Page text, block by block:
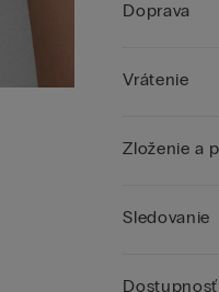
Doprava
Vrátenie
Zloženie a
Sledovanie